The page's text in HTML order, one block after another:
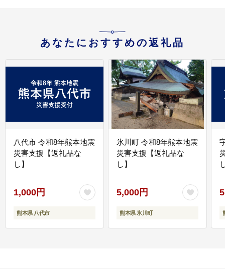
あなたにおすすめの返礼品
八代市 令和8年熊本地震
災害支援【返礼品な
し】
1,000円
熊本県 八代市
氷川町 令和8年熊本地震
災害支援【返礼品な
し】
5,000円
熊本県 氷川町